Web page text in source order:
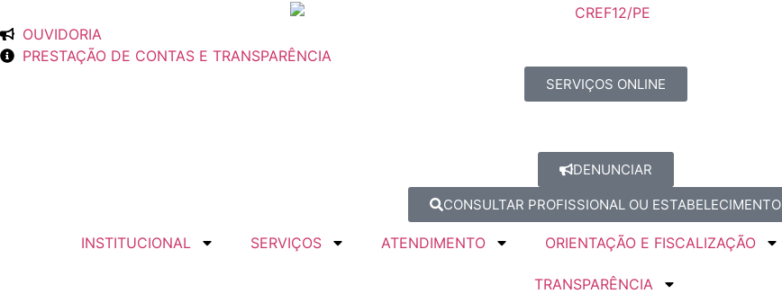
OUVIDORIA
PRESTAÇÃO DE CONTAS E TRANSPARÊNCIA
SERVIÇOS ONLINE
DENUNCIAR
CONSULTAR PROFISSIONAL OU ESTABELECIMENTO
INSTITUCIONAL SERVIÇOS ATENDIMENTO ORIENTAÇÃO E FISCALIZAÇÃO
TRANSPARÊNCIA